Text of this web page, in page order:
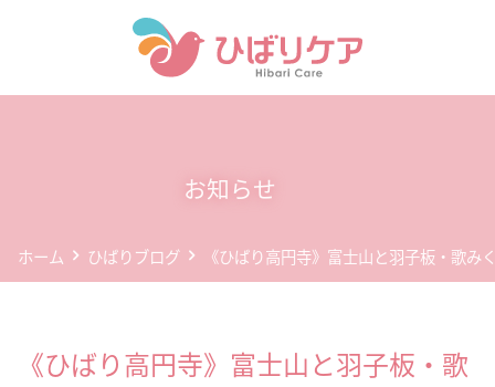
デイサービス(通所介護)
企業情報
お知らせ
ホーム ひばりブログ 《ひばり高円寺》富士山と羽子板・歌み
《ひばり高円寺》富士山と羽子板・歌